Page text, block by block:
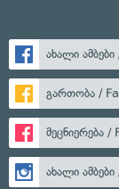
ახალი
გართობა /
მეცნიერება /
ახალი